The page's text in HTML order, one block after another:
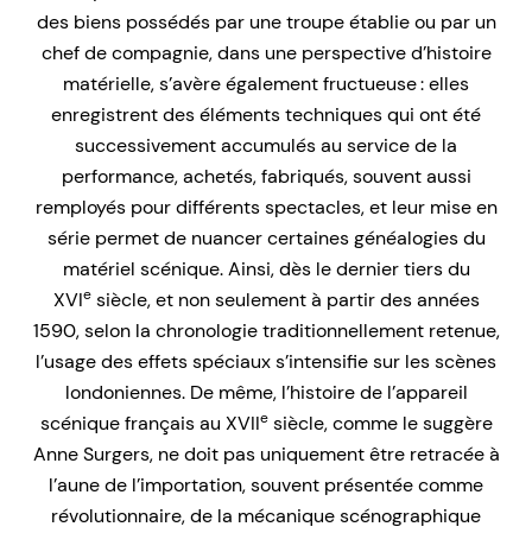
des biens possédés par une troupe établie ou par un
chef de compagnie, dans une perspective d’histoire
matérielle, s’avère également fructueuse : elles
enregistrent des éléments techniques qui ont été
successivement accumulés au service de la
performance, achetés, fabriqués, souvent aussi
remployés pour différents spectacles, et leur mise en
série permet de nuancer certaines généalogies du
matériel scénique. Ainsi, dès le dernier tiers du
XVIesiècle, et non seulement à partir des années
1590, selon la chronologie traditionnellement retenue,
l’usage des effets spéciaux s’intensifie sur les scènes
londoniennes. De même, l’histoire de l’appareil
scénique français au XVIIesiècle, comme le suggère
Anne Surgers, ne doit pas uniquement être retracée à
l’aune de l’importation, souvent présentée comme
révolutionnaire, de la mécanique scénographique